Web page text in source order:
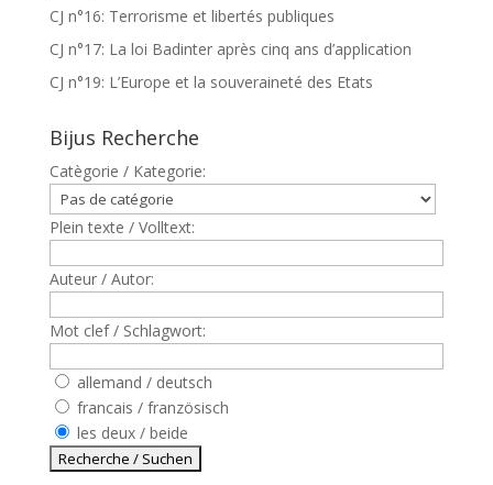
CJ n°16: Terrorisme et libertés publiques
CJ n°17: La loi Badinter après cinq ans d’application
CJ n°19: L’Europe et la souveraineté des Etats
Bijus Recherche
Catègorie / Kategorie:
Plein texte / Volltext:
Auteur / Autor:
Mot clef / Schlagwort:
allemand / deutsch
francais / französisch
les deux / beide